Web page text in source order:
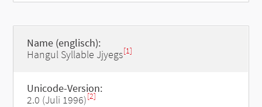
Name (englisch):
Hangul Syllable Jjyegs[1]
Unicode-Version:
2.0 (Juli 1996)[2]